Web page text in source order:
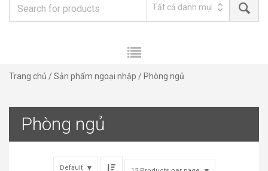
Trang chủ /Sản phẩm ngoại nhập / Phòng ngủ
Phòng ngủ
Default